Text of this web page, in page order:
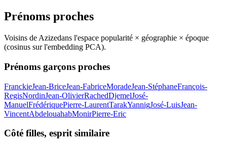
Prénoms proches
Voisins de Azizedans l'espace popularité × géographie × époque
(cosinus sur l'embedding PCA).
Prénoms garçons proches
FranckieJean-BriceJean-FabriceMoradeJean-StéphaneFrançois-
RegisNordinJean-OlivierRachedDjemelJosé-
ManuelFrédériquePierre-LaurentTarakYannigJosé-LuisJean-
VincentAbdelouahabMonirPierre-Eric
Côté filles, esprit similaire